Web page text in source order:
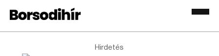
Hirdetés